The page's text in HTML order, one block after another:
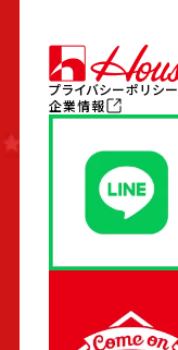
プライバシーポリシー
企業情報